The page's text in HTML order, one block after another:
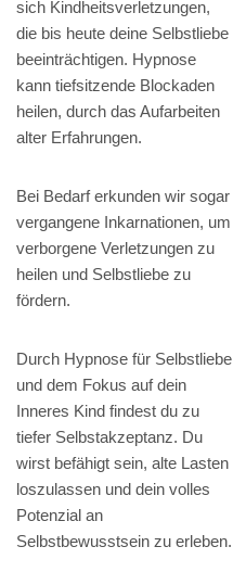
sich Kindheitsverletzungen,
die bis heute deine Selbstliebe
beeinträchtigen. Hypnose
kann tiefsitzende Blockaden
heilen, durch das Aufarbeiten
alter Erfahrungen.
Bei Bedarf erkunden wir sogar
vergangene Inkarnationen, um
verborgene Verletzungen zu
heilen und Selbstliebe zu
fördern.
Durch Hypnose für Selbstliebe
und dem Fokus auf dein
Inneres Kind findest du zu
tiefer Selbstakzeptanz. Du
wirst befähigt sein, alte Lasten
loszulassen und dein volles
Potenzial an
Selbstbewusstsein zu erleben.